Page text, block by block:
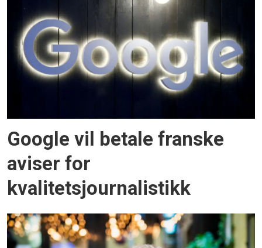
Google vil betale franske
aviser for
kvalitetsjournalistikk